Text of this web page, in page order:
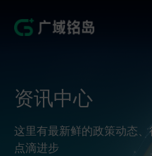
解决方案
案例中心
资讯中心
这里有最新鲜的政策动态
点滴进步